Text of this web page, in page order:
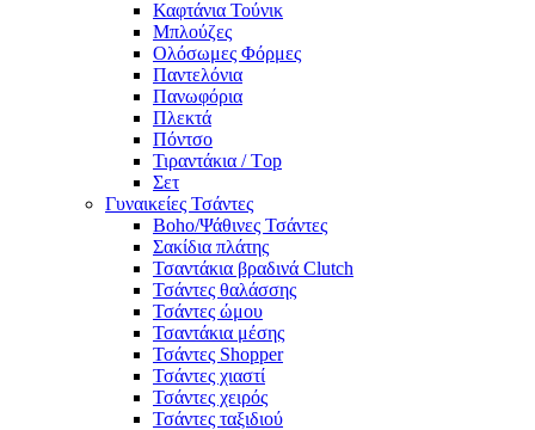
Καφτάνια Τούνικ
Μπλούζες
Ολόσωμες Φόρμες
Παντελόνια
Πανωφόρια
Πλεκτά
Πόντσο
Τιραντάκια / Τop
Σετ
Γυναικείες Τσάντες
Boho/Ψάθινες Τσάντες
Σακίδια πλάτης
Τσαντάκια βραδινά Clutch
Τσάντες θαλάσσης
Τσάντες ώμου
Τσαντάκια μέσης
Τσάντες Shopper
Τσάντες χιαστί
Τσάντες χειρός
Τσάντες ταξιδιού